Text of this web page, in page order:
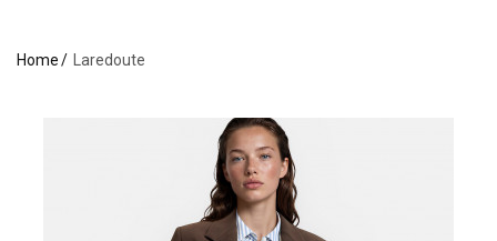
Home Laredoute